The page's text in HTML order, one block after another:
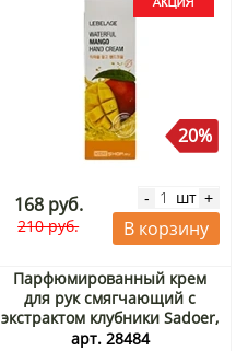
20%
168 руб.
210 руб.
- шт +
В корзину
Парфюмированный крем
для рук смягчающий с
экстрактом клубники Sadoer,
Китай, 60 г Акция
арт. 28484